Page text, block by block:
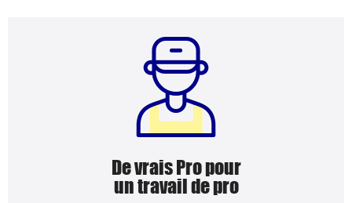
De vrais Pro pour
un travail de pro